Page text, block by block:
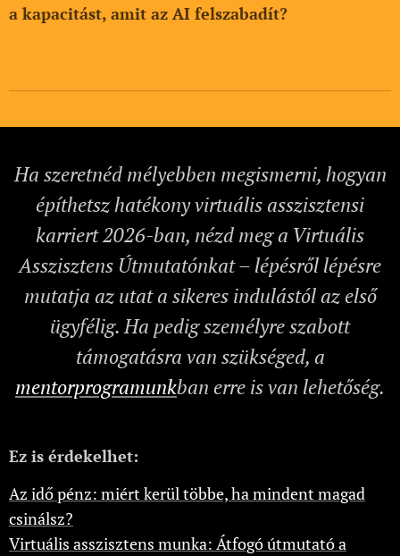
a kapacitást, amit az AI felszabadít?
Ha szeretnéd mélyebben megismerni, hogyan
építhetsz hatékony virtuális asszisztensi
karriert 2026-ban, nézd meg a Virtuális
Asszisztens Útmutatónkat – lépésről lépésre
mutatja az utat a sikeres indulástól az első
ügyfélig. Ha pedig személyre szabott
támogatásra van szükséged, a
mentorprogramunkban erre is van lehetőség.
Ez is érdekelhet:
Az idő pénz: miért kerül többe, ha mindent magad
csinálsz?
Virtuális asszisztens munka: Átfogó útmutató a